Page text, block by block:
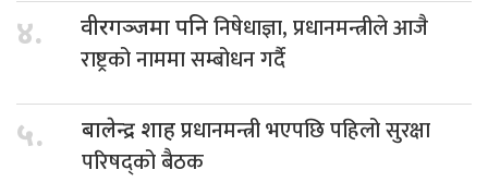
४. वीरगञ्जमा पनिनिषेधाज्ञा, प्रधानमन्त्रीले आजै
राष्ट्रको नाममा सम्बोधन गर्दै
५. बालेन्द्र शाहप्रधानमन्त्री भएपछि पहिलो सुरक्षा
परिषद्को बैठक